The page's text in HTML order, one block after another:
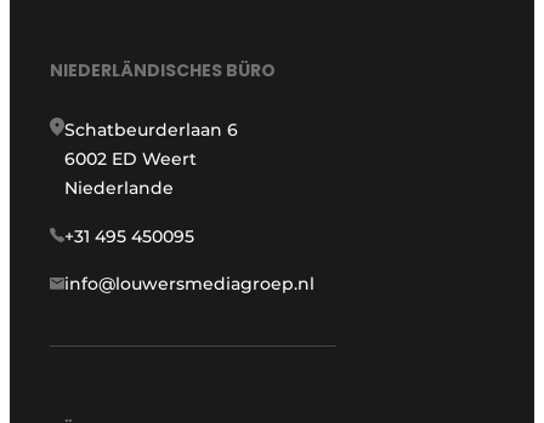
NIEDERLÄNDISCHES BÜRO
Schatbeurderlaan 6
6002 ED Weert
Niederlande
+31 495 450095
info@louwersmediagroep.nl